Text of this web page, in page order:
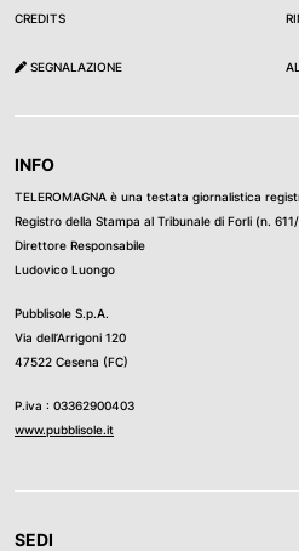
CREDITS
SEGNALAZIONE
INFO
TELEROMAGNA è una testata giornalistica
Registro della Stampa al Tribunale di Forli (n.
Direttore Responsabile
Ludovico Luongo
Pubblisole S.p.A.
Via dell’Arrigoni 120
47522 Cesena (FC)
P.iva : 03362900403
www.pubblisole.it
SEDI